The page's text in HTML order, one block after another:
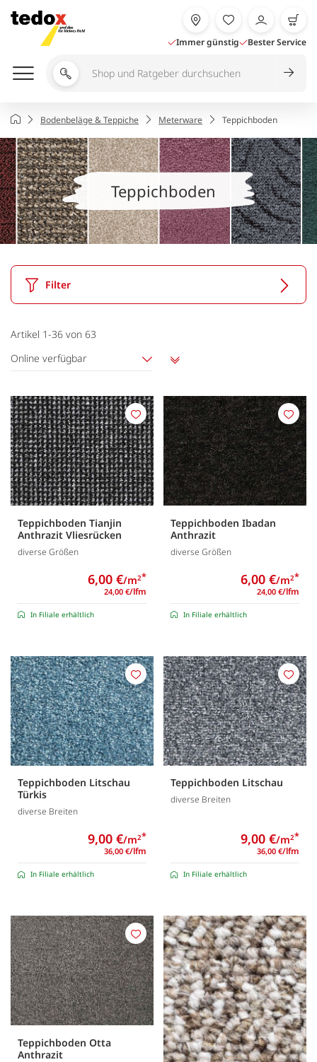
Inhalt
springen
Immer günstig Bester Service
Shop
durchsuchen
StartseiteBodenbeläge & Teppiche Meterware Teppichboden
Teppichboden
Filter
Artikel 1-36 von 63
Online verfügbar
Teppichboden Tianjin
Anthrazit Vliesrücken
diverse Größen
6,00 €/m2*
24,00 €/lfm
In Filiale erhältlich
Merken
Teppichboden Ibadan
Anthrazit
diverse Größen
6,00 €/m2*
24,00 €/lfm
In Filiale erhältlich
Teppichboden Litschau
Türkis
diverse Breiten
9,00 €/m2*
36,00 €/lfm
In Filiale erhältlich
Merken
Teppichboden Litschau
diverse Breiten
9,00 €/m2*
36,00 €/lfm
In Filiale erhältlich
Teppichboden Otta
Anthrazit
Merken